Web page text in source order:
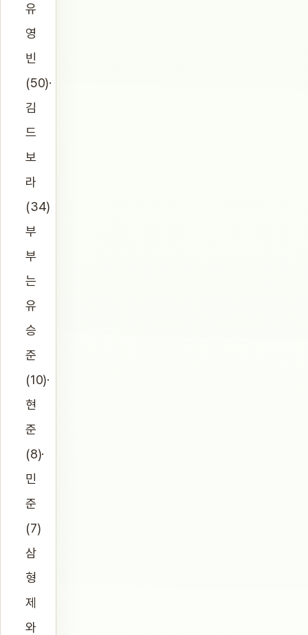
유
영
빈
(50)·
김
드
보
라
(34)
부
부
는
유
승
준
(10)·
현
준
(8)·
민
준
(7)
삼
형
제
와